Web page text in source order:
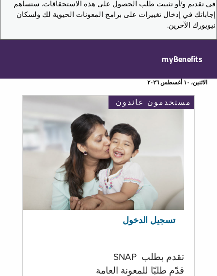
في تقديم و/أو تثبيت طلب الحصول على هذه الاستحقاقات. ستساهم
إجاباتك في إدخال تغييرات على برامج المعونات الحيوية لك ولسكان
نيويورك الآخرين.
myBenefits
الاثنين، ١٠ أغسطس ٢٠٢٦
مستخدمون عائدون
تسجيل الدخول
تقدم بطلب SNAP
قدّم طلبّا للمعونة العامة